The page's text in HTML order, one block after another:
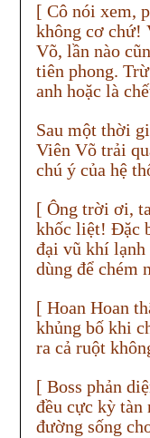
[ Cô nói xem,
không cơ chứ!
Võ, lần nào
tiên phong.
anh hoặc là
Sau một thời
Viên Võ trải
chú ý của hệ
[ Ông trời ơi,
khốc liệt! Đặc
đại vũ khí lạnh
dùng để chém
[ Hoan Hoan
khủng bố khi
ra cả ruột
[ Boss phản
đều cực kỳ tàn
đường sống